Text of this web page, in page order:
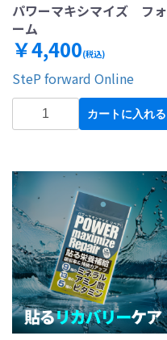
パワーマキシマイズ フォ
ーム
￥4,400(税込)
SteP forward Online
カートに入れる